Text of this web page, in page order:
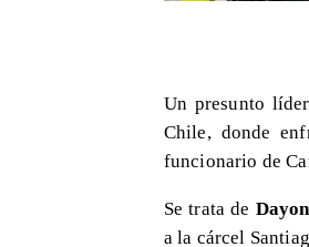
Un presunto
Chile, donde
funcionario de
Se trata de
a la cárcel